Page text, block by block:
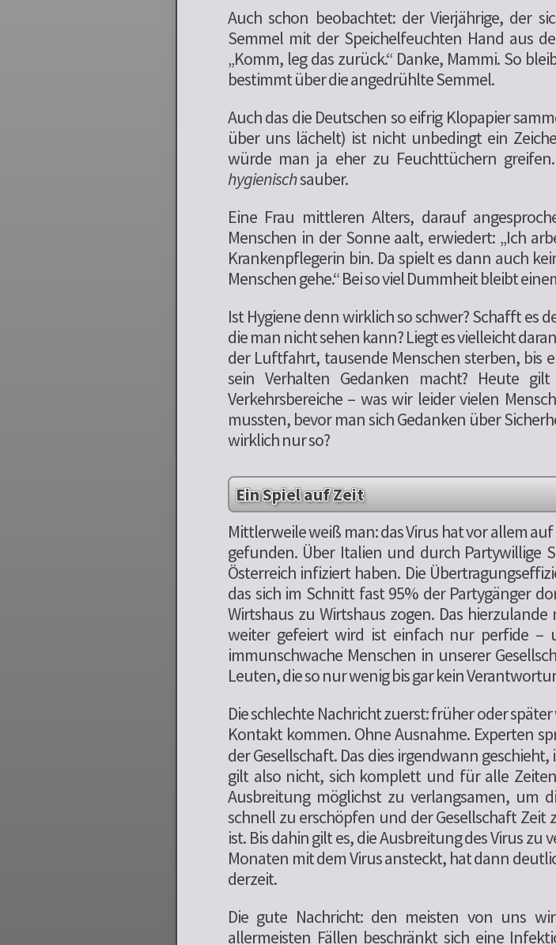
Auch schon beobachtet: der Vierjährige, der
Semmel mit der Speichelfeuchten Hand aus
„Komm, leg das zurück.“ Danke, Mammi. So
bestimmt über die angedrühlte Semmel.
Auch das die Deutschen so eifrig Klopapier
über uns lächelt) ist nicht unbedingt ein
würde man ja eher zu Feuchttüchern
hygienischsauber.
Eine Frau mittleren Alters, darauf
Menschen in der Sonne aalt, erwiedert: „Ich
Krankenpflegerin bin. Da spielt es dann auch
Menschen gehe.“ Bei so viel Dummheit bleibt
Ist Hygiene denn wirklich so schwer? Schafft es
die man nicht sehen kann? Liegt es vielleicht
der Luftfahrt, tausende Menschen sterben, bis
sein Verhalten Gedanken macht? Heute
Verkehrsbereiche – was wir leider vielen
mussten, bevor man sich Gedanken über
wirklich nur so?
Ein Spiel auf Zeit
Mittlerweile weiß man: das Virus hat vor allem
gefunden. Über Italien und durch Partywillige
Österreich infiziert haben. Die
das sich im Schnitt fast 95% der Partygänger
Wirtshaus zu Wirtshaus zogen. Das
weiter gefeiert wird ist einfach nur perfide –
immunschwache Menschen in unserer
Leuten, die so nur wenig bis gar kein
Die schlechte Nachricht zuerst: früher oder
Kontakt kommen. Ohne Ausnahme. Experten
der Gesellschaft. Das dies irgendwann
gilt also nicht, sich komplett und für alle
Ausbreitung möglichst zu verlangsamen, um
schnell zu erschöpfen und der Gesellschaft
ist. Bis dahin gilt es, die Ausbreitung des Virus
Monaten mit dem Virus ansteckt, hat dann
derzeit.
Die gute Nachricht: den meisten von uns
allermeisten Fällen beschränkt sich eine